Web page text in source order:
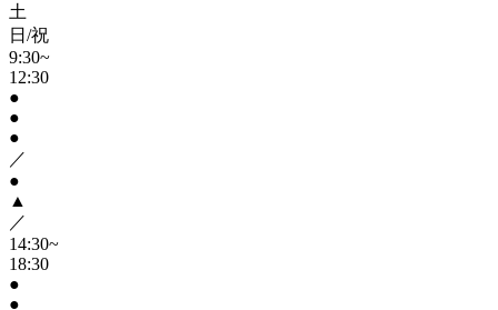
土
日/祝
9:30~
12:30
●
●
●
／
●
▲
／
14:30~
18:30
●
●